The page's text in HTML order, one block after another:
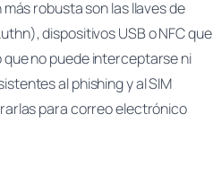
robusta son las llaves de
dispositivos USB o NFC que
no puede interceptarse ni
al phishing y al SIM
para correo electrónico